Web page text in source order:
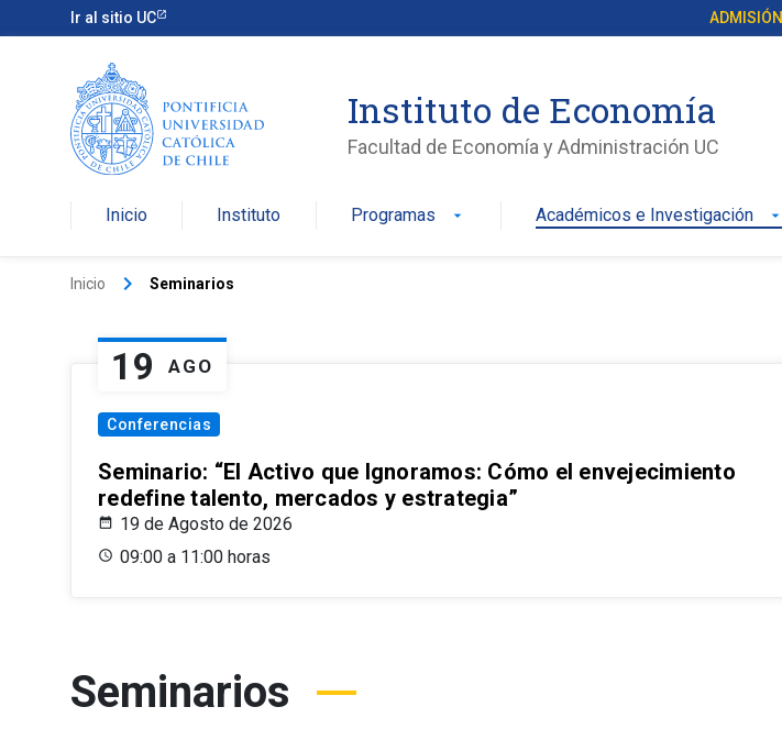
Ir al sitio UC ADMISIÓN
Instituto de Economía
Facultad de Economía y Administración UC
Inicio Instituto Programas arrow_drop_down Académicos e Investigación arrow_drop_down
Inicio keyboard_arrow_right Seminarios
19 AGO
Conferencias
Seminario: “El Activo que Ignoramos: Cómo el envejecimiento
redefine talento, mercados y estrategia”
19 de Agosto de 2026
09:00 a 11:00 horas
Seminarios